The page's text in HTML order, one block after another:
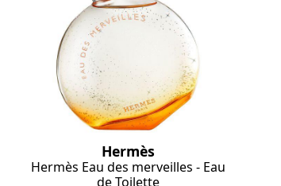
Hermès
Hermès Eau des merveilles - Eau
de Toilette